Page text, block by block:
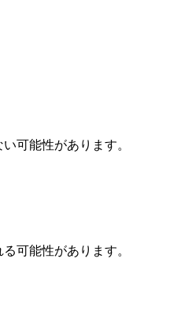
可能性があります。
可能性があります。